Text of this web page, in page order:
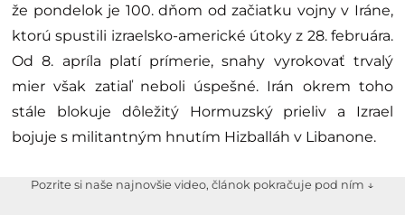
že pondelok je 100. dňom od začiatku vojny v Iráne,
ktorú spustili izraelsko-americké útoky z 28. februára.
Od 8. apríla platí prímerie, snahy vyrokovať trvalý
mier však zatiaľ neboli úspešné. Irán okrem toho
stále blokuje dôležitý Hormuzský prieliv a Izrael
bojuje s militantným hnutím Hizballáh v Libanone.
Pozrite si naše najnovšie video, článok pokračuje pod ním ↓